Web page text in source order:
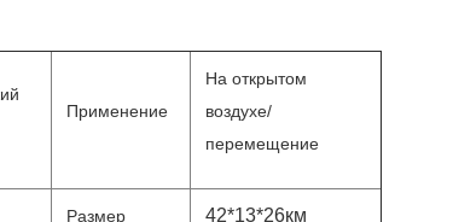
Применение
На открытом
воздухе/
перемещение
Размер 42*13*26км